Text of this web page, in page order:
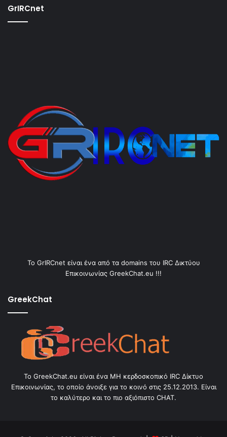
GrIRCnet
Το GrIRCnet είναι ένα από τα domains του IRC Δικτύου
Επικοινωνίας GreekChat.eu !!!
GreekChat
Το GreekChat.eu είναι ένα ΜΗ κερδοσκοπικό IRC Δίκτυο
Επικοινωνίας, το οποίο άνοιξε για το κοινό στις 25.12.2013. Είναι
το καλύτερο και το πιο αξιόπιστο CHAT.